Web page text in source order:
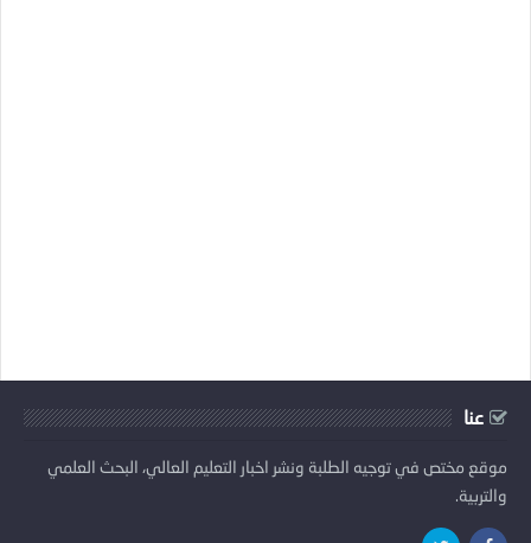
عنا
موقع مختص في توجيه الطلبة ونشر اخبار التعليم العالي، البحث العلمي
والتربية.